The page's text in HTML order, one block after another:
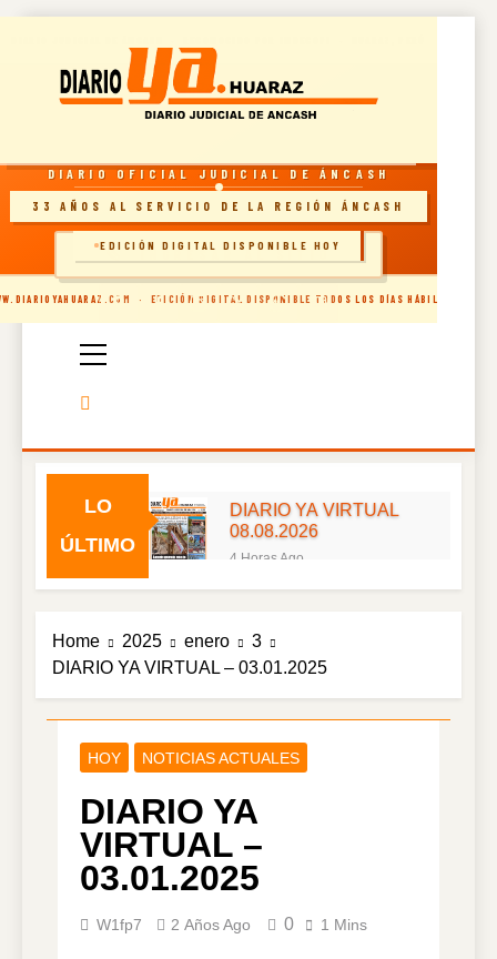
· EDICIÓN DIGITAL DISPONIBLE TODOS LOS DÍAS HÁBILES
RESOLUCIÓN INDECOPI · DIARIO OFICIAL
DIARIO OFICIAL JUDICIAL DE ÁNCASH
33 AÑOS AL SERVICIO DE LA REGIÓN ÁNCASH
🗞️ INGRESAR AL SITIO
EDICIÓN DIGITAL DISPONIBLE HOY
content
Diario Oficial
Judicial De
LO
ÚLTIMO
DIARIO YA VIRTUAL
08.08.2026
4 Horas Ago
1 Día Ago
DIARIO YA VIRTUAL
06.08.2026
05.08.2026
DIARIO YA VIRTUAL
04.08.2026
4 Días Ago
DIARIO YA VIRTUAL
5 Días Ago
Home 2025 enero
3
DIARIO YA VIRTUAL – 03.01.2025
HOY NOTICIAS ACTUALES
DIARIO YA
VIRTUAL –
03.01.2025
W1fp7 2 Años Ago 0 1 Mins